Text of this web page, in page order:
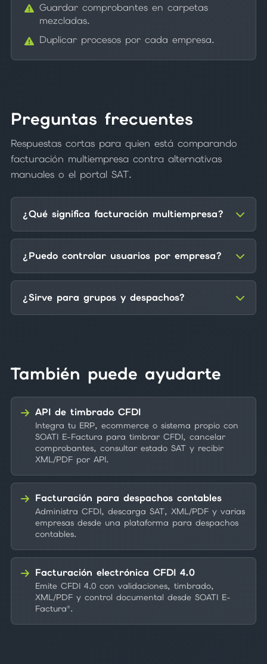
Guardar comprobantes en carpetas
mezcladas.
Duplicar procesos por cada empresa.
Preguntas frecuentes
Respuestas cortas para quien está comparando
facturación multiempresa contra alternativas
manuales o el portal SAT.
¿Qué significa facturación multiempresa?
¿Puedo controlar usuarios por empresa?
¿Sirve para grupos y despachos?
También puede ayudarte
API de timbrado CFDI
Integra tu ERP, ecommerce o sistema propio con
SOATI E-Factura para timbrar CFDI, cancelar
comprobantes, consultar estado SAT y recibir
XML/PDF por API.
Facturación para despachos contables
Administra CFDI, descarga SAT, XML/PDF y varias
empresas desde una plataforma para despachos
contables.
Facturación electrónica CFDI 4.0
Emite CFDI 4.0 con validaciones, timbrado,
XML/PDF y control documental desde SOATI E-
Factura®.